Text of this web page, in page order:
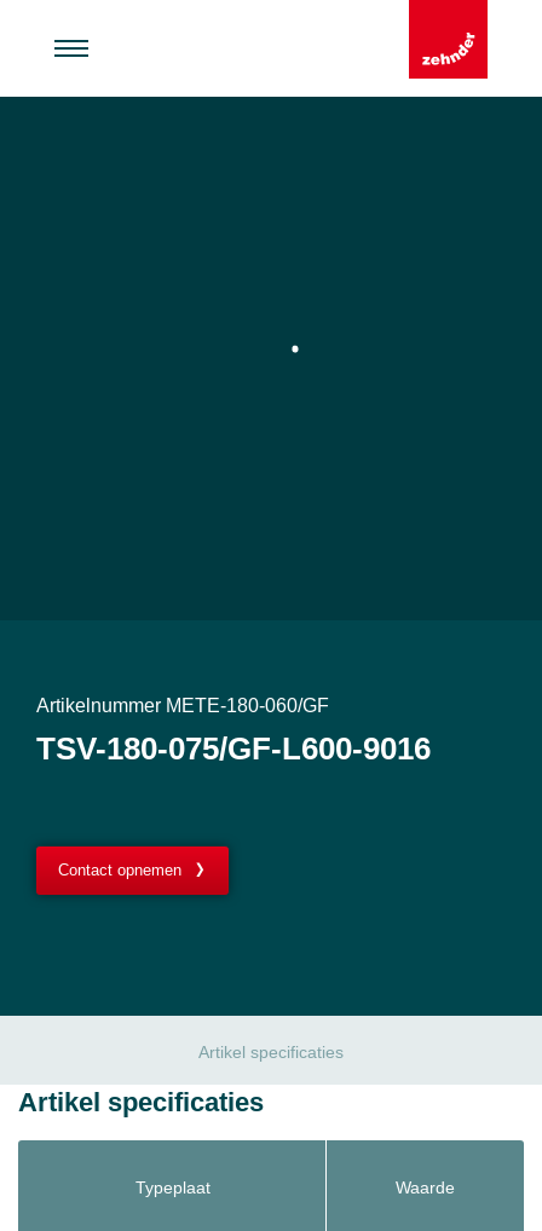
Artikelnummer METE-180-060/GF
TSV-180-075/GF-L600-9016
Contact opnemen
Artikel specificaties
Artikel specificaties
Typeplaat Waarde